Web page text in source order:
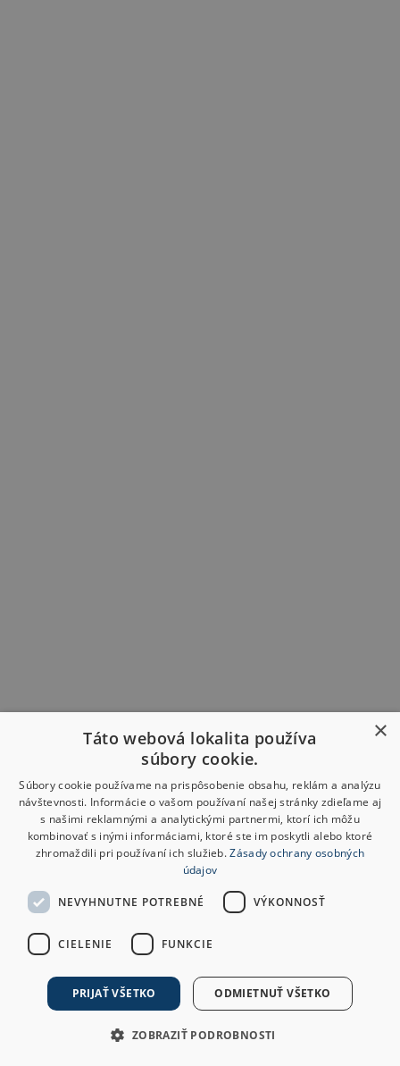
×
Táto webová lokalita používa
súbory cookie.
Súbory cookie používame na prispôsobenie obsahu, reklám a analýzu
návštevnosti. Informácie o vašom používaní našej stránky zdieľame aj
s našimi reklamnými a analytickými partnermi, ktorí ich môžu
kombinovať s inými informáciami, ktoré ste im poskytli alebo ktoré
zhromaždili pri používaní ich služieb.Zásady ochrany osobných
údajov
NEVYHNUTNE POTREBNÉ VÝKONNOSŤ
CIELENIE FUNKCIE
PRIJAŤ VŠETKO ODMIETNUŤ VŠETKO
ZOBRAZIŤ PODROBNOSTI